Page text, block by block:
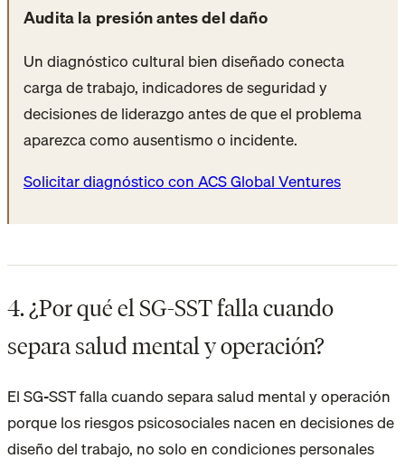
Audita la presión antes del daño
Un diagnóstico cultural bien diseñado conecta
carga de trabajo, indicadores de seguridad y
decisiones de liderazgo antes de que el problema
aparezca como ausentismo o incidente.
Solicitar diagnóstico con ACS Global Ventures
4. ¿Por qué el SG-SST falla cuando
separa salud mental y operación?
El SG-SST falla cuando separa salud mental y operación
porque los riesgos psicosociales nacen en decisiones de
diseño del trabajo, no solo en condiciones personales